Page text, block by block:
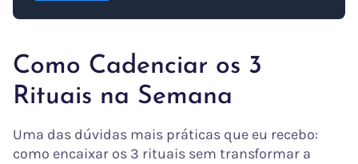
Como Cadenciar os 3
Rituais na Semana
Uma das dúvidas mais práticas que eu recebo:
como encaixar os 3 rituais sem transformar a